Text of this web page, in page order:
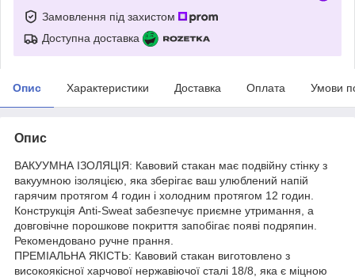
Замовлення під захистом
Доступна доставка
Опис Характеристики Доставка Оплата Умови
Опис
ВАКУУМНА ІЗОЛЯЦІЯ: Кавовий стакан має подвійну стінку з
вакуумною ізоляцією, яка зберігає ваш улюблений напій
гарячим протягом 4 годин і холодним протягом 12 годин.
Конструкція Anti-Sweat забезпечує приємне утримання, а
довговічне порошкове покриття запобігає появі подряпин.
Рекомендовано ручне прання.
ПРЕМІАЛЬНА ЯКІСТЬ: Кавовий стакан виготовлено з
високоякісної харчової нержавіючої сталі 18/8, яка є міцною